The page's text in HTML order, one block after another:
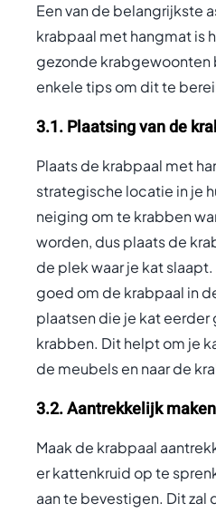
Een van de belangrijkste
krabpaal met hangmat is
gezonde krabgewoonten
enkele tips om dit te
3.1. Plaatsing van de
Plaats de krabpaal met
strategische locatie in je
neiging om te krabben
worden, dus plaats de
de plek waar je kat
goed om de krabpaal in
plaatsen die je kat eerder
krabben. Dit helpt om je
de meubels en naar de
3.2. Aantrekkelijk
Maak de krabpaal
er kattenkruid op te
aan te bevestigen. Dit zal